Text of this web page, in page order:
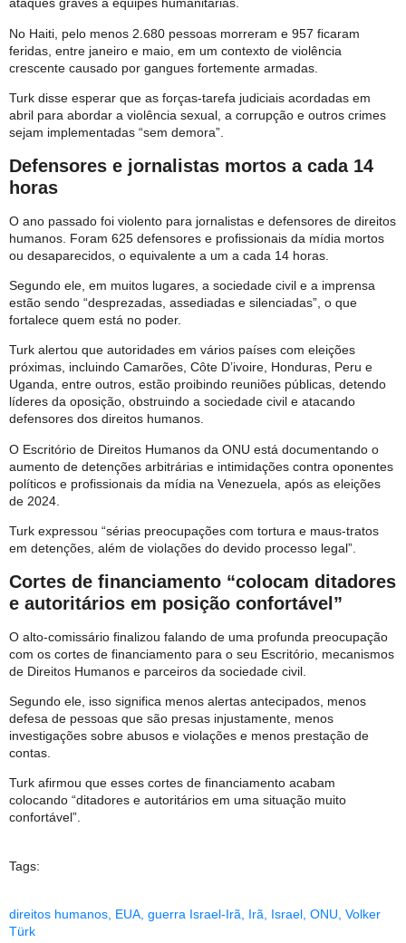
ataques graves a equipes humanitárias.
No Haiti, pelo menos 2.680 pessoas morreram e 957 ficaram
feridas, entre janeiro e maio, em um contexto de violência
crescente causado por gangues fortemente armadas.
Turk disse esperar que as forças-tarefa judiciais acordadas em
abril para abordar a violência sexual, a corrupção e outros crimes
sejam implementadas “sem demora”.
Defensores e jornalistas mortos a cada 14
horas
O ano passado foi violento para jornalistas e defensores de direitos
humanos. Foram 625 defensores e profissionais da mídia mortos
ou desaparecidos, o equivalente a um a cada 14 horas.
Segundo ele, em muitos lugares, a sociedade civil e a imprensa
estão sendo “desprezadas, assediadas e silenciadas”, o que
fortalece quem está no poder.
Turk alertou que autoridades em vários países com eleições
próximas, incluindo Camarões, Côte D’ivoire, Honduras, Peru e
Uganda, entre outros, estão proibindo reuniões públicas, detendo
líderes da oposição, obstruindo a sociedade civil e atacando
defensores dos direitos humanos.
O Escritório de Direitos Humanos da ONU está documentando o
aumento de detenções arbitrárias e intimidações contra oponentes
políticos e profissionais da mídia na Venezuela, após as eleições
de 2024.
Turk expressou “sérias preocupações com tortura e maus-tratos
em detenções, além de violações do devido processo legal”.
Cortes de financiamento “colocam ditadores
e autoritários em posição confortável”
O alto-comissário finalizou falando de uma profunda preocupação
com os cortes de financiamento para o seu Escritório, mecanismos
de Direitos Humanos e parceiros da sociedade civil.
Segundo ele, isso significa menos alertas antecipados, menos
defesa de pessoas que são presas injustamente, menos
investigações sobre abusos e violações e menos prestação de
contas.
Turk afirmou que esses cortes de financiamento acabam
colocando “ditadores e autoritários em uma situação muito
confortável”.
Tags:
direitos humanos EUA guerra Israel-Irã Irã Israel ONU Volker
Türk